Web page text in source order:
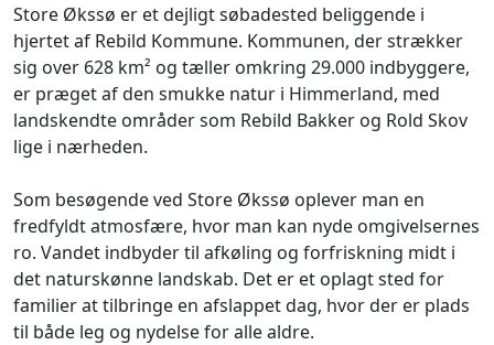
Store Økssø er et dejligt søbadested beliggende i
hjertet af Rebild Kommune. Kommunen, der strækker
sig over 628 km² og tæller omkring 29.000 indbyggere,
er præget af den smukke natur i Himmerland, med
landskendte områder som Rebild Bakker og Rold Skov
lige i nærheden.
Som besøgende ved Store Økssø oplever man en
fredfyldt atmosfære, hvor man kan nyde omgivelsernes
ro. Vandet indbyder til afkøling og forfriskning midt i
det naturskønne landskab. Det er et oplagt sted for
familier at tilbringe en afslappet dag, hvor der er plads
til både leg og nydelse for alle aldre.